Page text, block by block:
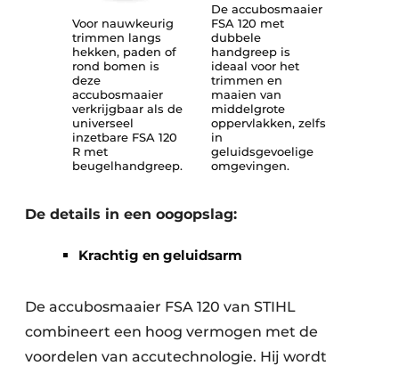
Voor nauwkeurig
trimmen langs
hekken, paden of
rond bomen is
deze
accubosmaaier
verkrijgbaar als de
universeel
inzetbare FSA 120
R met
beugelhandgreep.
De accubosmaaier
FSA 120 met
dubbele
handgreep is
ideaal voor het
trimmen en
maaien van
middelgrote
oppervlakken, zelfs
in
geluidsgevoelige
omgevingen.
De details in een oogopslag:
Krachtig en geluidsarm
De accubosmaaier FSA 120 van STIHL
combineert een hoog vermogen met de
voordelen van accutechnologie. Hij wordt